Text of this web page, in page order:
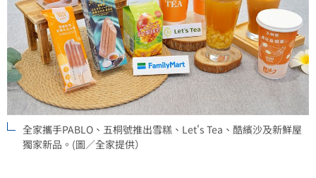
全家攜手PABLO、五桐號推出雪糕、Let's Tea、酷繽沙及新鮮屋
獨家新品。(圖／全家提供）